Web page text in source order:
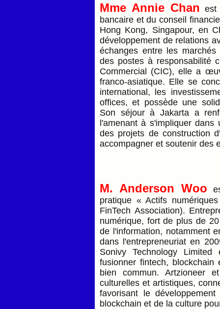
Mme Annie Chan est
bancaire et du conseil
Hong Kong, Singapour, en
développement de relations
échanges entre les
des postes à responsabilité
Commercial (CIC), elle a
franco-asiatique. Elle se
international, les
offices, et possède une
Son séjour à Jakarta a
l'amenant à s'impliquer dans
des projets de construction
accompagner et soutenir des
M. Anderson Woo
pratique « Actifs
FinTech Association).
numérique, fort de plus de
de l'information, notamment
dans l'entrepreneuriat en
Sonivy Technology
fusionner fintech,
bien commun. Artzioneer
culturelles et artistiques,
favorisant le
blockchain et de la culture